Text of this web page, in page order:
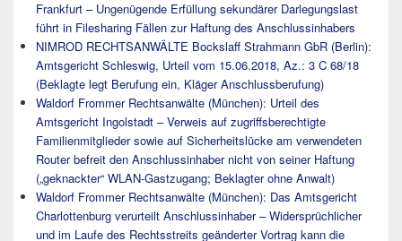
Frankfurt – Ungenügende Erfüllung sekundärer Darlegungslast
führt in Filesharing Fällen zur Haftung des Anschlussinhabers
NIMROD RECHTSANWÄLTE Bockslaff Strahmann GbR (Berlin):
Amtsgericht Schleswig, Urteil vom 15.06.2018, Az.: 3 C 68/18
(Beklagte legt Berufung ein, Kläger Anschlussberufung)
Waldorf Frommer Rechtsanwälte (München): Urteil des
Amtsgericht Ingolstadt – Verweis auf zugriffsberechtigte
Familienmitglieder sowie auf Sicherheitslücke am verwendeten
Router befreit den Anschlussinhaber nicht von seiner Haftung
(„geknackter“ WLAN-Gastzugang; Beklagter ohne Anwalt)
Waldorf Frommer Rechtsanwälte (München): Das Amtsgericht
Charlottenburg verurteilt Anschlussinhaber – Widersprüchlicher
und im Laufe des Rechtsstreits geänderter Vortrag kann die